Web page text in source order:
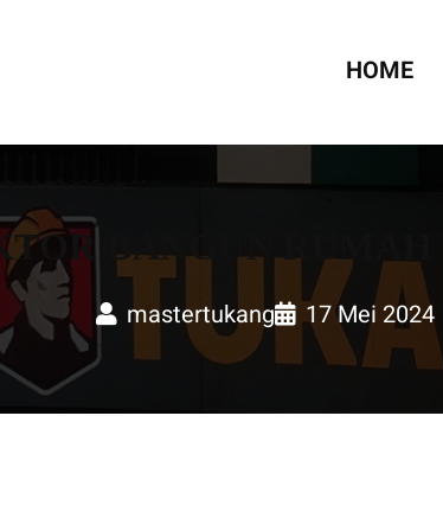
HOME
BANGUN RUMAH
mastertukang 17 Mei 2024